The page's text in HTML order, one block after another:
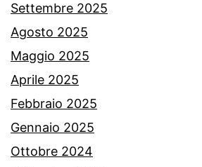
Settembre 2025
Agosto 2025
Maggio 2025
Aprile 2025
Febbraio 2025
Gennaio 2025
Ottobre 2024